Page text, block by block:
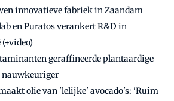
innovatieve fabriek in Zaandam
en Puratos verankert R&D in
geraffineerde plantaardige
nauwkeuriger
olie van 'lelijke' avocado's: 'Ruim